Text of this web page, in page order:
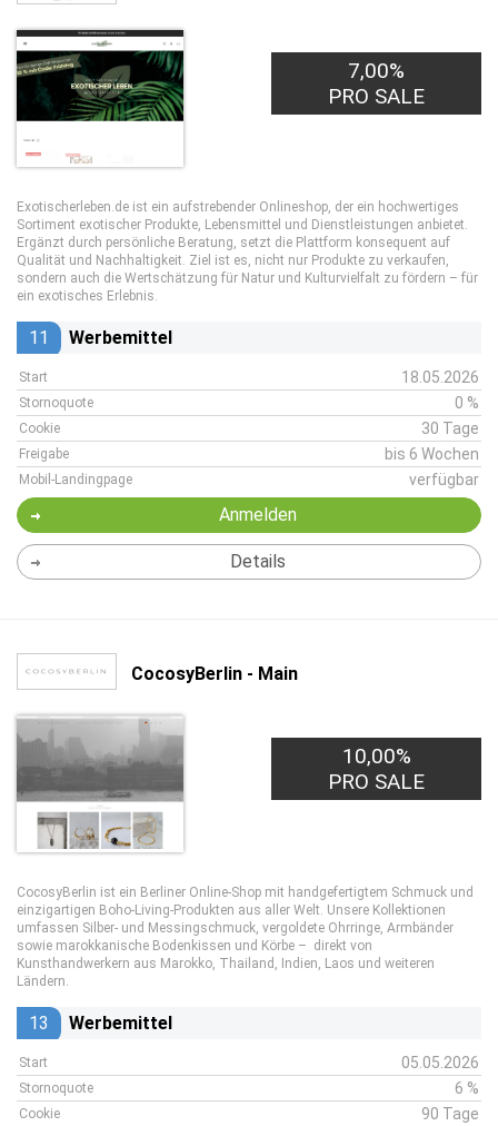
7,00%
PRO SALE
Exotischerleben.de ist ein aufstrebender Onlineshop, der ein hochwertiges
Sortiment exotischer Produkte, Lebensmittel und Dienstleistungen anbietet.
Ergänzt durch persönliche Beratung, setzt die Plattform konsequent auf
Qualität und Nachhaltigkeit. Ziel ist es, nicht nur Produkte zu verkaufen,
sondern auch die Wertschätzung für Natur und Kulturvielfalt zu fördern – für
ein exotisches Erlebnis.
11 Werbemittel
Start 18.05.2026
Stornoquote 0 %
Cookie 30 Tage
Freigabe bis 6 Wochen
Mobil-Landingpage verfügbar
Anmelden
Details
CocosyBerlin - Main
10,00%
PRO SALE
CocosyBerlin ist ein Berliner Online-Shop mit handgefertigtem Schmuck und
einzigartigen Boho-Living-Produkten aus aller Welt. Unsere Kollektionen
umfassen Silber- und Messingschmuck, vergoldete Ohrringe, Armbänder
sowie marokkanische Bodenkissen und Körbe – direkt von
Kunsthandwerkern aus Marokko, Thailand, Indien, Laos und weiteren
Ländern.
13 Werbemittel
Start 05.05.2026
Stornoquote 6 %
Cookie 90 Tage